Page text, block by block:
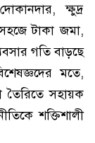
ক্ষুদ্র
টাকা জমা,
গতি বাড়ছে
মতে,
তৈরিতে সহায়ক
শক্তিশালী